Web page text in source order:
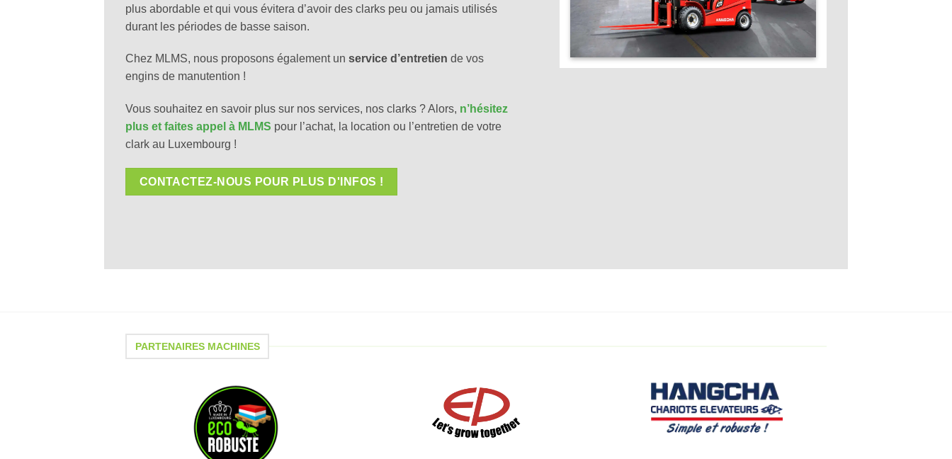
plus abordable et qui vous évitera d’avoir des clarks peu ou jamais utilisés
durant les périodes de basse saison.
Chez MLMS, nous proposons également un service d’entretien de vos
engins de manutention !
Vous souhaitez en savoir plus sur nos services, nos clarks ? Alors, n’hésitez
plus et faites appel à MLMS pour l’achat, la location ou l’entretien de votre
clark au Luxembourg !
CONTACTEZ-NOUS POUR PLUS D'INFOS !
PARTENAIRES MACHINES